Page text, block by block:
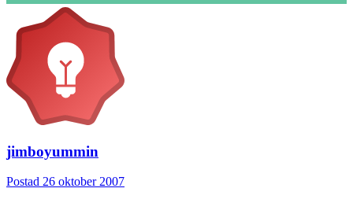
jimboyummin
Postad 26 oktober 2007